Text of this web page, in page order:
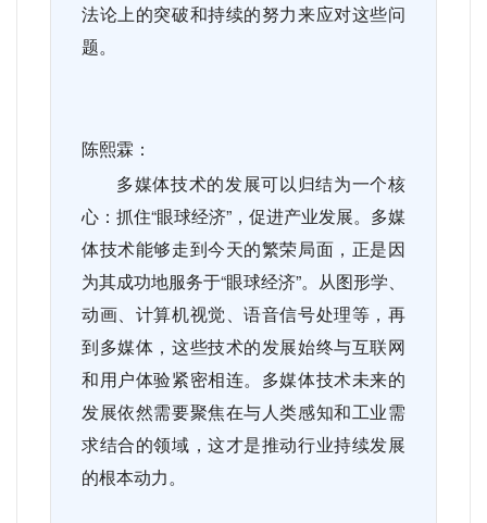
法论上的突破和持续的努力来应对这些问
题。
陈熙霖：
多媒体技术的发展可以归结为一个核
心：抓住“眼球经济”，促进产业发展。多媒
体技术能够走到今天的繁荣局面，正是因
为其成功地服务于“眼球经济”。从图形学、
动画、计算机视觉、语音信号处理等，再
到多媒体，这些技术的发展始终与互联网
和用户体验紧密相连。多媒体技术未来的
发展依然需要聚焦在与人类感知和工业需
求结合的领域，这才是推动行业持续发展
的根本动力。